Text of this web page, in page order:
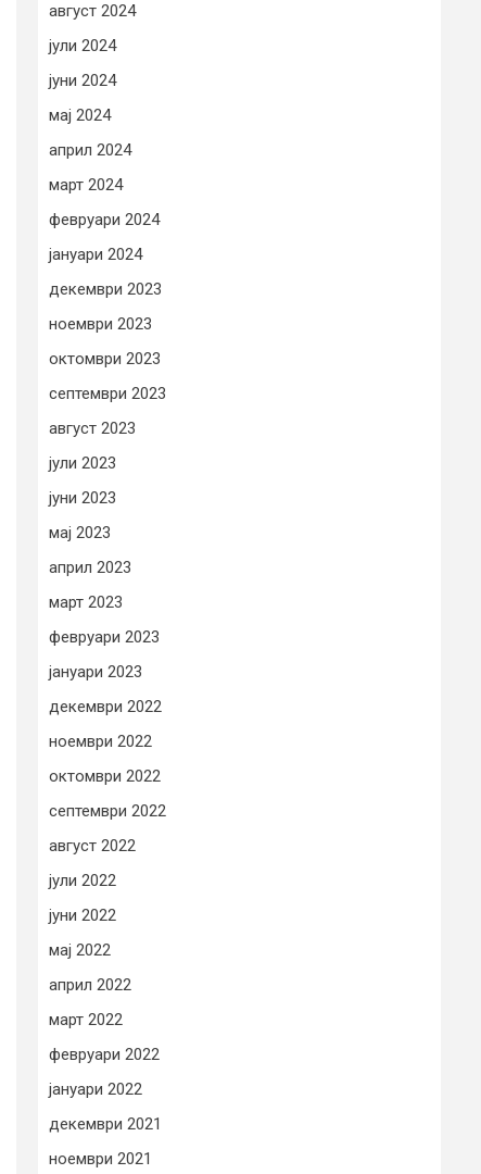
август 2024
јули 2024
јуни 2024
мај 2024
април 2024
март 2024
февруари 2024
јануари 2024
декември 2023
ноември 2023
октомври 2023
септември 2023
август 2023
јули 2023
јуни 2023
мај 2023
април 2023
март 2023
февруари 2023
јануари 2023
декември 2022
ноември 2022
октомври 2022
септември 2022
август 2022
јули 2022
јуни 2022
мај 2022
април 2022
март 2022
февруари 2022
јануари 2022
декември 2021
ноември 2021